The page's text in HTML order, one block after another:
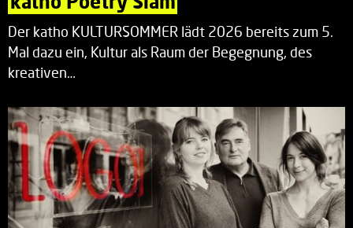
Der katho KULTURSOMMER lädt 2026 bereits zum 5.
Mal dazu ein, Kultur als Raum der Begegnung, des
kreativen…